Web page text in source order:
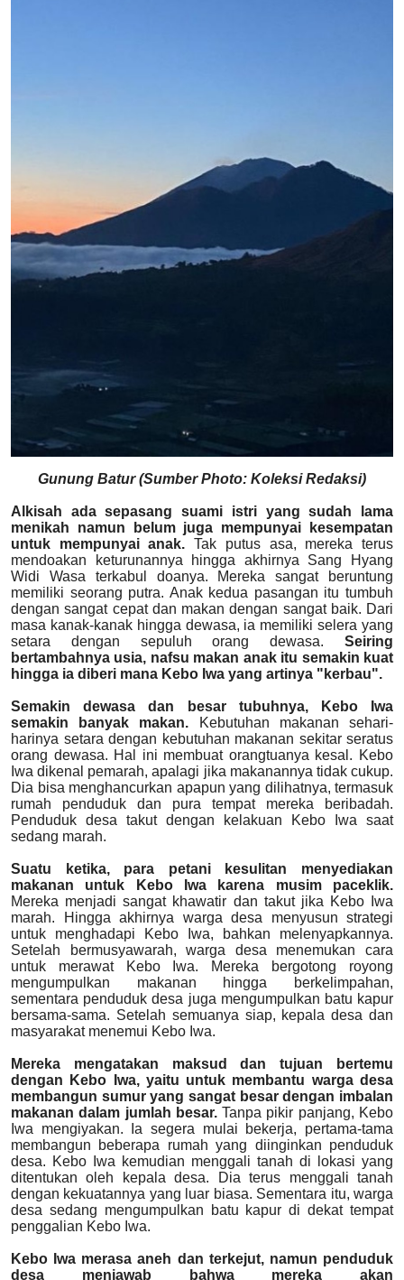
Gunung Batur (Sumber Photo: Koleksi Redaksi)
Alkisah ada sepasang suami istri yang sudah lama
menikah namun belum juga mempunyai kesempatan
untuk mempunyai anak. Tak putus asa, mereka terus
mendoakan keturunannya hingga akhirnya Sang Hyang
Widi Wasa terkabul doanya. Mereka sangat beruntung
memiliki seorang putra. Anak kedua pasangan itu tumbuh
dengan sangat cepat dan makan dengan sangat baik. Dari
masa kanak-kanak hingga dewasa, ia memiliki selera yang
setara dengan sepuluh orang dewasa. Seiring
bertambahnya usia, nafsu makan anak itu semakin kuat
hingga ia diberi mana Kebo Iwa yang artinya "kerbau".
Semakin dewasa dan besar tubuhnya, Kebo Iwa
semakin banyak makan. Kebutuhan makanan sehari-
harinya setara dengan kebutuhan makanan sekitar seratus
orang dewasa. Hal ini membuat orangtuanya kesal. Kebo
Iwa dikenal pemarah, apalagi jika makanannya tidak cukup.
Dia bisa menghancurkan apapun yang dilihatnya, termasuk
rumah penduduk dan pura tempat mereka beribadah.
Penduduk desa takut dengan kelakuan Kebo Iwa saat
sedang marah.
Suatu ketika, para petani kesulitan menyediakan
makanan untuk Kebo Iwa karena musim paceklik.
Mereka menjadi sangat khawatir dan takut jika Kebo Iwa
marah. Hingga akhirnya warga desa menyusun strategi
untuk menghadapi Kebo Iwa, bahkan melenyapkannya.
Setelah bermusyawarah, warga desa menemukan cara
untuk merawat Kebo Iwa. Mereka bergotong royong
mengumpulkan makanan hingga berkelimpahan,
sementara penduduk desa juga mengumpulkan batu kapur
bersama-sama. Setelah semuanya siap, kepala desa dan
masyarakat menemui Kebo Iwa.
Mereka mengatakan maksud dan tujuan bertemu
dengan Kebo Iwa, yaitu untuk membantu warga desa
membangun sumur yang sangat besar dengan imbalan
makanan dalam jumlah besar.Tanpa pikir panjang, Kebo
Iwa mengiyakan. Ia segera mulai bekerja, pertama-tama
membangun beberapa rumah yang diinginkan penduduk
desa. Kebo Iwa kemudian menggali tanah di lokasi yang
ditentukan oleh kepala desa. Dia terus menggali tanah
dengan kekuatannya yang luar biasa. Sementara itu, warga
desa sedang mengumpulkan batu kapur di dekat tempat
penggalian Kebo Iwa.
Kebo Iwa merasa aneh dan terkejut, namun penduduk
desa menjawab bahwa mereka akan